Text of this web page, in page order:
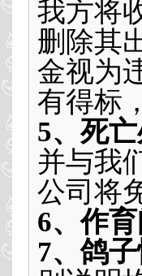
我方将
删除其
金视为
有得标
5、死亡
并与我
公司将
6、作育
7、鸽子